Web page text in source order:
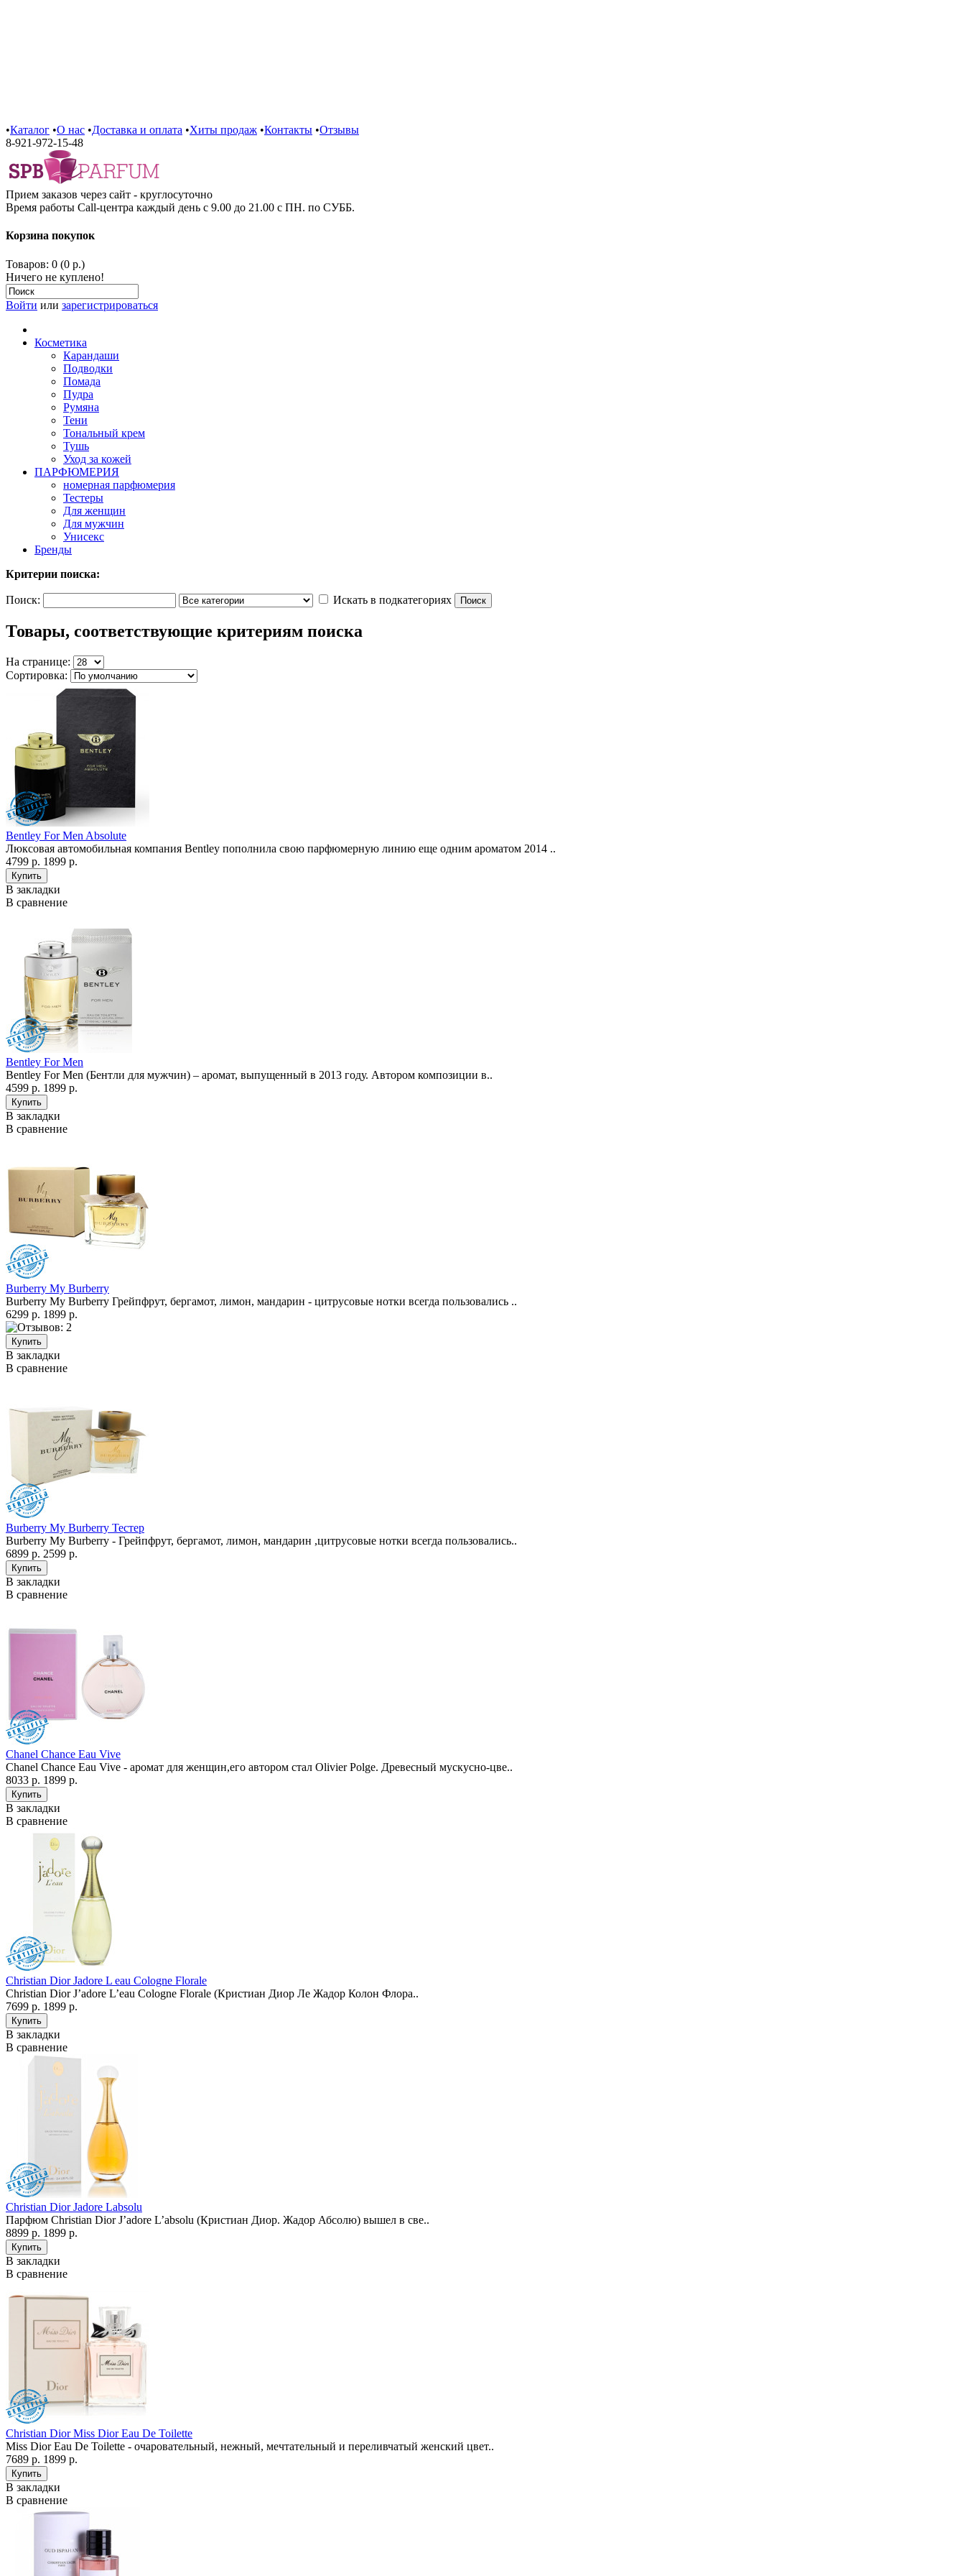
•Каталог •О нас •Доставка и оплата •Хиты продаж •Контакты •Отзывы
8-921-972-15-48
Прием заказов через сайт - круглосуточно
Время работы Call-центра каждый день с 9.00 до 21.00 с ПН. по СУББ.
Корзина покупок
Товаров: 0 (0 р.)
Ничего не куплено!
Войти или зарегистрироваться
Косметика
Карандаши
Подводки
Помада
Пудра
Румяна
Тени
Тональный крем
Тушь
Уход за кожей
ПАРФЮМЕРИЯ
номерная парфюмерия
Тестеры
Для женщин
Для мужчин
Унисекс
Бренды
Критерии поиска:
Поиск: Искать в подкатегориях
Товары, соответствующие критериям поиска
На странице:
Сортировка:
Bentley For Men Absolute
Люксовая автомобильная компания Bentley пополнила свою парфюмерную линию еще одним ароматом 2014 ..
4799 р. 1899 р.
В закладки
В сравнение
Bentley For Men
Bentley For Men (Бентли для мужчин) – аромат, выпущенный в 2013 году. Автором композиции в..
4599 р. 1899 р.
В закладки
В сравнение
Burberry My Burberry
Burberry My Burberry Грейпфрут, бергамот, лимон, мандарин - цитрусовые нотки всегда пользовались ..
6299 р. 1899 р.
В закладки
В сравнение
Burberry My Burberry Тестер
Burberry My Burberry - Грейпфрут, бергамот, лимон, мандарин ,цитрусовые нотки всегда пользовались..
6899 р. 2599 р.
В закладки
В сравнение
Chanel Chance Eau Vive
Chanel Chance Eau Vive - аромат для женщин,его автором стал Olivier Polge. Древесный мускусно-цве..
8033 р. 1899 р.
В закладки
В сравнение
Christian Dior Jadore L eau Cologne Florale
Christian Dior J’adore L’eau Cologne Florale (Кристиан Диор Ле Жадор Колон Флора..
7699 р. 1899 р.
В закладки
В сравнение
Christian Dior Jadore Labsolu
Парфюм Christian Dior J’adore L’absolu (Кристиан Диор. Жадор Абсолю) вышел в све..
8899 р. 1899 р.
В закладки
В сравнение
Christian Dior Miss Dior Eau De Toilette
Miss Dior Eau De Toilette - очаровательный, нежный, мечтательный и переливчатый женский цвет..
7689 р. 1899 р.
В закладки
В сравнение